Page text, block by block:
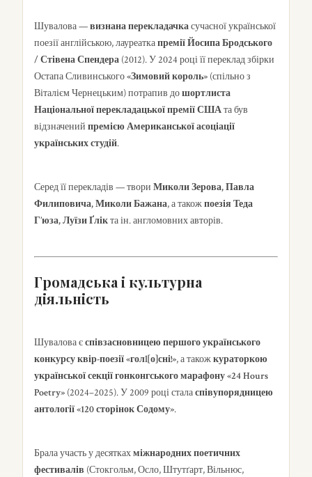
Шувалова —визнана перекладачкасучасної української
поезії англійською, лауреаткапремії Йосипа Бродського
/ Стівена Спендера (2012). У 2024 році її переклад збірки
Остапа Сливинського«Зимовий король» (спільно з
Віталієм Чернецьким) потрапив дошортлиста
Національної перекладацької премії СШАта був
відзначений премією Американської асоціації
українських студій.
Серед її перекладів — твори Миколи Зерова, Павла
Филиповича, Миколи Бажана, а такожпоезія Теда
Г’юза, Луїзи Ґлікта ін. англомовних авторів.
Громадська і культурна
діяльність
Шувалова єспівзасновницею першого українського
конкурсу квір-поезії «голl[о]сні!», а такожкураторкою
української секції гонконгського марафону «24 Hours
Poetry» (2024–2025). У 2009 році сталаспівупорядницею
антології «120 сторінок Содому».
Брала участь у десяткахміжнародних поетичних
фестивалів (Стокгольм, Осло, Штутґарт, Вільнюс,